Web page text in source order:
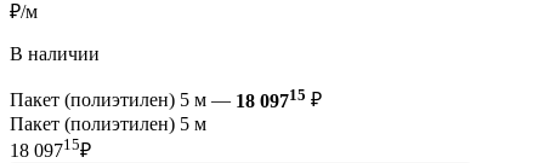
₽/м
В наличии
Пакет (полиэтилен) 5 м — 18 09715 ₽
Пакет (полиэтилен) 5 м
18 09715₽